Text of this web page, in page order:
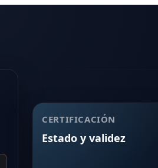
CERTIFICACIÓN
Estado y validez